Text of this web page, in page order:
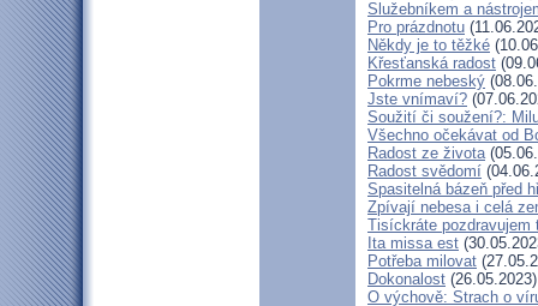
Služebníkem a
Pro prázdnotu
Někdy je to těžké
Křesťanská radost
Pokrme nebeský
Jste vnímaví?
Soužití či soužení?:
Všechno očekávat od
Radost ze života
Radost svědomí
Spasitelná bázeň před
Zpívají nebesa i celá
Tisíckráte pozdravujem
Ita missa est
Potřeba milovat
Dokonalost (26.05.2023)
O výchově: Strach o